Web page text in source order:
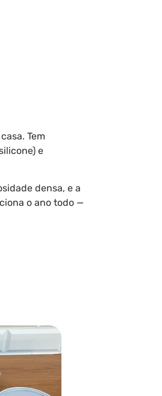
Tem
e
densa, e a
o ano todo —